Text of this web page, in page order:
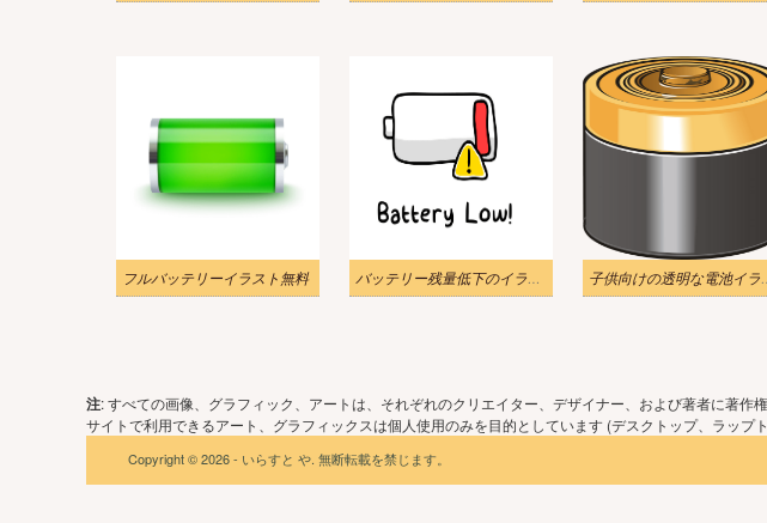
フルバッテリーイラスト無料 バッテリー残量低下のイラスト png 子供向け
注: すべての画像、グラフィック、アートは、それぞれのクリエイター、デザイナー、および著者に著
サイトで利用できるアート、グラフィックスは個人使用のみを目的としています (デスクトップ、ラッ
Copyright © 2026 - いらすと や. 無断転載を禁じます。